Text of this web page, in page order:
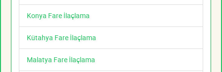
Konya Fare İlaçlama
Kütahya Fare İlaçlama
Malatya Fare İlaçlama